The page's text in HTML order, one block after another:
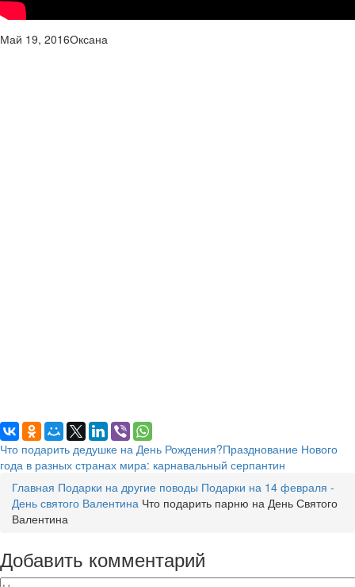
Май 19, 2016Оксана
Что подарить дедушке на День Рождения?Празднование Нового
года в разных странах мира: карнавальный серпантин
Главная Подарки на другие поводы Подарки на 14 февраля -
День святого Валентина Что подарить парню на День Святого
Валентина
Добавить комментарий